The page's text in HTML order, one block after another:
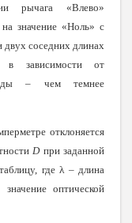
рычага «Влево»
значение «Ноль» с
двух соседних длинах
в зависимости от
– чем темнее
отклоняется
Dпри заданной
гдеλ– длина
оптической